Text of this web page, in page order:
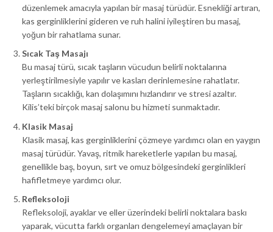
düzenlemek amacıyla yapılan bir masaj türüdür. Esnekliği artıran,
kas gerginliklerini gideren ve ruh halini iyileştiren bu masaj,
yoğun bir rahatlama sunar.
Sıcak Taş Masajı
Bu masaj türü, sıcak taşların vücudun belirli noktalarına
yerleştirilmesiyle yapılır ve kasları derinlemesine rahatlatır.
Taşların sıcaklığı, kan dolaşımını hızlandırır ve stresi azaltır.
Kilis’teki birçok masaj salonu bu hizmeti sunmaktadır.
Klasik Masaj
Klasik masaj, kas gerginliklerini çözmeye yardımcı olan en yaygın
masaj türüdür. Yavaş, ritmik hareketlerle yapılan bu masaj,
genellikle baş, boyun, sırt ve omuz bölgesindeki gerginlikleri
hafifletmeye yardımcı olur.
Refleksoloji
Refleksoloji, ayaklar ve eller üzerindeki belirli noktalara baskı
yaparak, vücutta farklı organları dengelemeyi amaçlayan bir